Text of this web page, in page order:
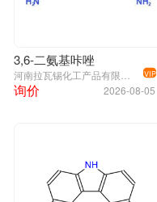
3,6-二氨基咔唑
VIP
2026-08-05
询价